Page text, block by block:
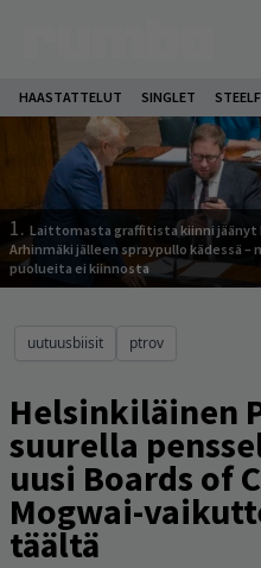
HAASTATTELUT SINGLET
1. Laittomasta graffitista kiinni jäänyt
Arhinmäki jälleen spraypullo kädessä –
puolueita ei kiinnosta
uutuusbiisit ptrov
Helsinkiläinen
suurella
uusi Boards of
Mogwai-
täältä